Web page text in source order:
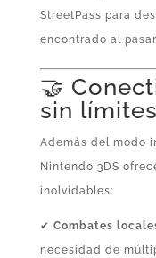
StreetPass para
encontrado al
🤝
sin límites
Además del modo
Nintendo 3DS
inolvidables:
✔ Combates
necesidad de